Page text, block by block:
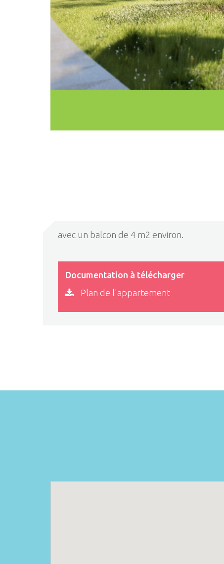
avec un balcon de 4 m2 environ.
Documentation à télécharger
Plan de l'appartement